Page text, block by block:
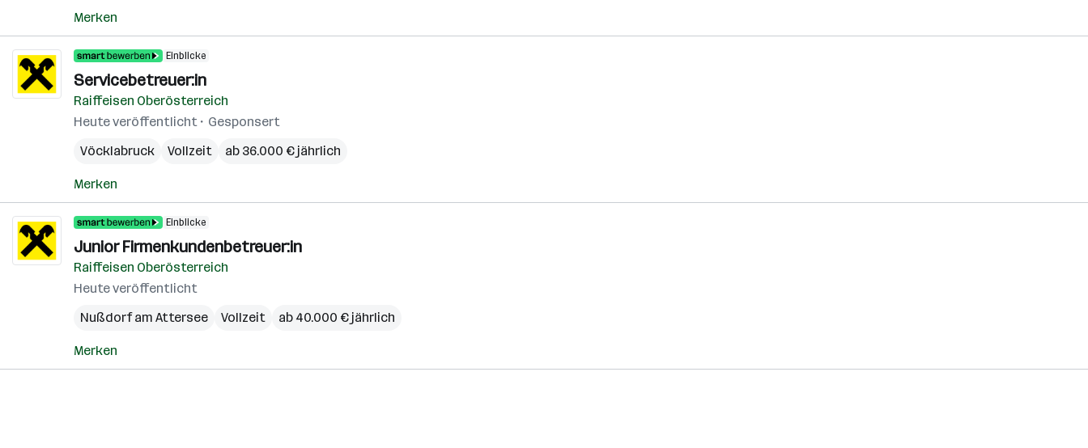
Merken
Einblicke
Servicebetreuer:in
Raiffeisen Oberösterreich
Heute veröffentlicht
Gesponsert
Vöcklabruck
Vollzeit ab 36.000 € jährlich
Merken
Einblicke
Junior Firmenkundenbetreuer:in
Raiffeisen Oberösterreich
Heute veröffentlicht
Nußdorf am Attersee
Vollzeit ab 40.000 € jährlich
Merken